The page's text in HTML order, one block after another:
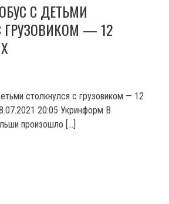
С ДЕТЬМИ
ГРУЗОВИКОМ — 12
столкнулся с грузовиком — 12
20:05 Укринформ В
произошло […]